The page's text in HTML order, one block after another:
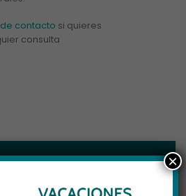
contacto si quieres
consulta
×